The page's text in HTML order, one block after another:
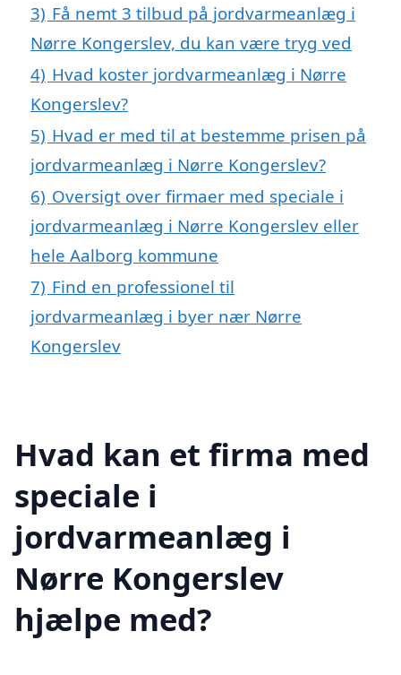
3) Få nemt 3 tilbud på jordvarmeanlæg i
Nørre Kongerslev, du kan være tryg ved
4) Hvad koster jordvarmeanlæg i Nørre
Kongerslev?
5) Hvad er med til at bestemme prisen på
jordvarmeanlæg i Nørre Kongerslev?
6) Oversigt over firmaer med speciale i
jordvarmeanlæg i Nørre Kongerslev eller
hele Aalborg kommune
7) Find en professionel til
jordvarmeanlæg i byer nær Nørre
Kongerslev
Hvad kan et firma med
speciale i
jordvarmeanlæg i
Nørre Kongerslev
hjælpe med?